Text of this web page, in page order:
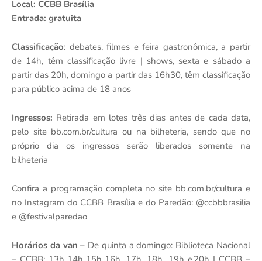
Local: CCBB Brasília
Entrada: gratuita
Classificação: debates, filmes e feira gastronômica, a partir
de 14h, têm classificação livre | shows, sexta e sábado a
partir das 20h, domingo a partir das 16h30, têm classificação
para público acima de 18 anos
Ingressos: Retirada em lotes três dias antes de cada data,
pelo site bb.com.br/cultura ou na bilheteria, sendo que no
próprio dia os ingressos serão liberados somente na
bilheteria
Confira a programação completa no site bb.com.br/cultura e
no Instagram do CCBB Brasília e do Paredão: @ccbbbrasilia
e @festivalparedao
Horários da van – De quinta a domingo: Biblioteca Nacional